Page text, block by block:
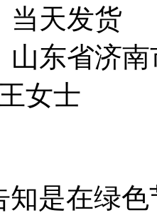
当天发货
山东省济南
女士
知是在绿